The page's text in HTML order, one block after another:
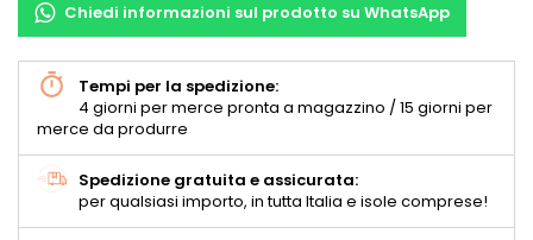
Chiedi informazioni sul prodotto su WhatsApp
Tempi per la spedizione:
4 giorni per merce pronta a magazzino / 15 giorni per
merce da produrre
Spedizione gratuita e assicurata:
per qualsiasi importo, in tutta Italia e isole comprese!